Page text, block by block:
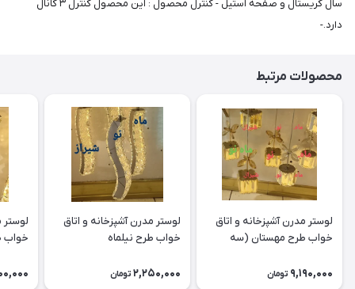
سال کریستال و صفحه استیل - کنترل محصول : این محصول کنترل ۳ کانال
دارد.-
محصولات مرتبط
لوستر مدرن آشپزخانه و اتاق
خواب طرح مهستان (سه
9,190,000 تومان
لوستر مدرن آشپزخانه و اتاق
خواب طرح نیلماه
2,250,000 تومان
لوستر
خواب